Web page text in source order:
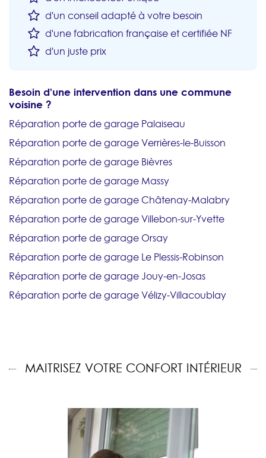
d'un conseil adapté à votre besoin
d'une fabrication française et certifiée NF
d'un juste prix
Besoin d'une intervention dans une commune
voisine ?
Réparation porte de garage Palaiseau
Réparation porte de garage Verrières-le-Buisson
Réparation porte de garage Bièvres
Réparation porte de garage Massy
Réparation porte de garage Châtenay-Malabry
Réparation porte de garage Villebon-sur-Yvette
Réparation porte de garage Orsay
Réparation porte de garage Le Plessis-Robinson
Réparation porte de garage Jouy-en-Josas
Réparation porte de garage Vélizy-Villacoublay
MAITRISEZ VOTRE CONFORT INTÉRIEUR